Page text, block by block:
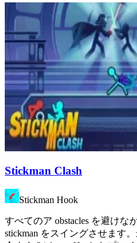
Stickman Clash
Stickman Hook
すべてのア obstacles を避けな
stickman をスイングさせます